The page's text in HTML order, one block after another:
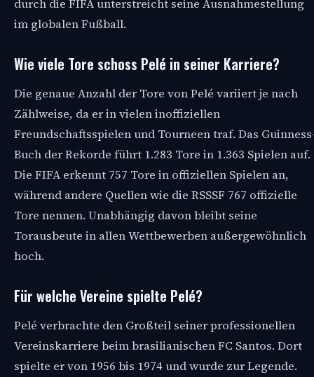
durch die FIFA unterstreicht seine Ausnahmestellung
im globalen Fußball.
Wie viele Tore schoss Pelé in seiner Karriere?
Die genaue Anzahl der Tore von Pelé variiert je nach
Zählweise, da er in vielen inoffiziellen
Freundschaftsspielen und Tourneen traf. Das
Buch der Rekorde führt 1.283 Tore in 1.363 Spielen auf.
Die FIFA erkennt 757 Tore in offiziellen Spielen an,
während andere Quellen wie die RSSSF 767 offizielle
Tore nennen. Unabhängig davon bleibt seine
Torausbeute in allen Wettbewerben außergewöhnlich
hoch.
Für welche Vereine spielte Pelé?
Pelé verbrachte den Großteil seiner professionellen
Vereinskarriere beim brasilianischen FC Santos. Dort
spielte er von 1956 bis 1974 und wurde zur Legende.